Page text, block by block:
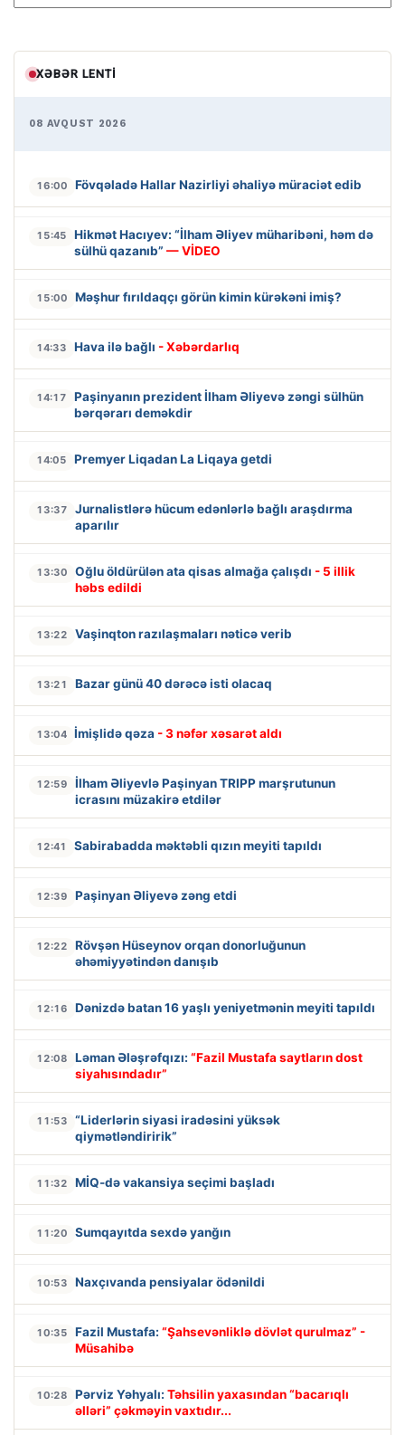
XƏBƏR LENTI
08 AVQUST 2026
16:00 Fövqəladə Hallar Nazirliyi əhaliyə müraciət edib
15:45
Hikmət Hacıyev: “İlham Əliyev müharibəni, həm də
sülhü qazanıb” — VİDEO
15:00 Məşhur fırıldaqçı görün kimin kürəkəni imiş?
14:33 Hava ilə bağlı - Xəbərdarlıq
14:17
Paşinyanın prezident İlham Əliyevə zəngi sülhün
bərqərarı deməkdir
14:05 Premyer Liqadan La Liqaya getdi
13:37
Jurnalistlərə hücum edənlərlə bağlı araşdırma
aparılır
13:30 Oğlu öldürülən ata qisas almağa çalışdı - 5 illik
həbs edildi
13:22 Vaşinqton razılaşmaları nəticə verib
13:21 Bazar günü 40 dərəcə isti olacaq
13:04 İmişlidə qəza - 3 nəfər xəsarət aldı
12:59
İlham Əliyevlə Paşinyan TRIPP marşrutunun
icrasını müzakirə etdilər
12:41 Sabirabadda məktəbli qızın meyiti tapıldı
12:39 Paşinyan Əliyevə zəng etdi
12:22
Rövşən Hüseynov orqan donorluğunun
əhəmiyyətindən danışıb
12:16 Dənizdə batan 16 yaşlı yeniyetmənin meyiti tapıldı
12:08 Ləman Ələşrəfqızı: “Fazil Mustafa saytların dost
siyahısındadır”
11:53
“Liderlərin siyasi iradəsini yüksək
qiymətləndiririk”
11:32 MİQ-də vakansiya seçimi başladı
11:20 Sumqayıtda sexdə yanğın
10:53 Naxçıvanda pensiyalar ödənildi
10:35 Fazil Mustafa: “Şahsevənliklə dövlət qurulmaz” -
Müsahibə
10:28 Pərviz Yəhyalı: Təhsilin yaxasından “bacarıqlı
əlləri” çəkməyin vaxtıdır...